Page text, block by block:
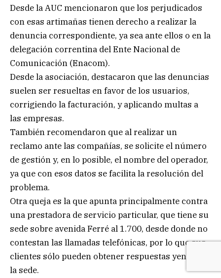
Desde la AUC mencionaron que los perjudicados
con esas artimañas tienen derecho a realizar la
denuncia correspondiente, ya sea ante ellos o en la
delegación correntina del Ente Nacional de
Comunicación (Enacom).
Desde la asociación, destacaron que las denuncias
suelen ser resueltas en favor de los usuarios,
corrigiendo la facturación, y aplicando multas a
las empresas.
También recomendaron que al realizar un
reclamo ante las compañías, se solicite el número
de gestión y, en lo posible, el nombre del operador,
ya que con esos datos se facilita la resolución del
problema.
Otra queja es la que apunta principalmente contra
una prestadora de servicio particular, que tiene su
sede sobre avenida Ferré al 1.700, desde donde no
contestan las llamadas telefónicas, por lo que sus
clientes sólo pueden obtener respuestas yendo a
la sede.